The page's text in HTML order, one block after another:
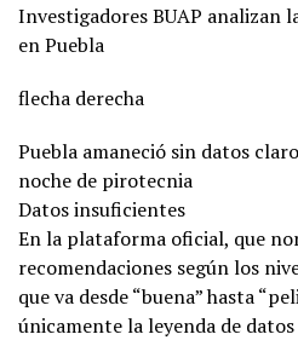
Investigadores BUAP analizan
en Puebla
flecha derecha
Puebla amaneció sin datos
noche de pirotecnia
Datos insuficientes
En la plataforma oficial, que
recomendaciones según los
que va desde “buena” hasta
únicamente la leyenda de